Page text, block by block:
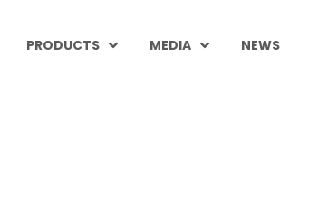
PRODUCTS MEDIA NEWS